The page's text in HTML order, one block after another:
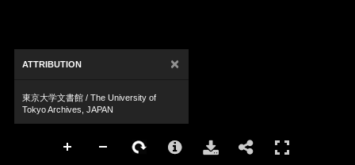
ATTRIBUTION ×
東京大学文書館 / The University of
Tokyo Archives, JAPAN